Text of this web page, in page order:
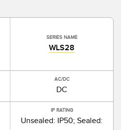
SERIES NAME
WLS28
AC/DC
DC
IP RATING
Unsealed: IP50; Sealed: